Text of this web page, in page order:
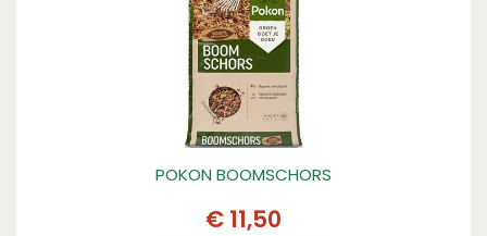
POKON BOOMSCHORS
€ 11,50